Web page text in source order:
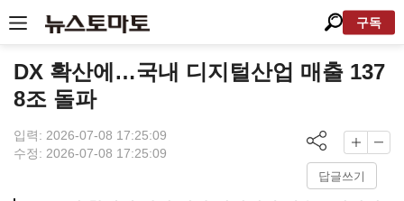
구독
DX 확산에…국내 디지털산업 매출 137
8조 돌파
입력: 2026-07-08 17:25:09
수정: 2026-07-08 17:25:09
답글쓰기